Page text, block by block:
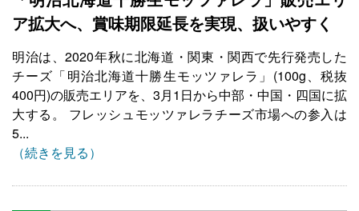
ア拡大へ、賞味期限延長を実現、扱いやすく
明治は、2020年秋に北海道・関東・関西で先行発売した
チーズ「明治北海道十勝生モッツァレラ」(100g、税抜
400円)の販売エリアを、3月1日から中部・中国・四国に拡
大する。 フレッシュモッツァレラチーズ市場への参入は
5...
（続きを見る）